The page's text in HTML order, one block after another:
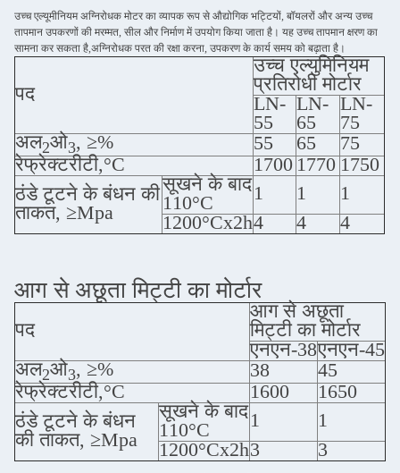
उच्च एल्यूमीनियम अग्निरोधक मोटर का व्यापक रूप से औद्योगिक भट्टियों, बॉयलरों और अन्य उच्च
तापमान उपकरणों की मरम्मत, सील और निर्माण में उपयोग किया जाता है। यह उच्च तापमान क्षरण का
सामना कर सकता है,अग्निरोधक परत की रक्षा करना, उपकरण के कार्य समय को बढ़ाता है।
पद
उच्च एल्युमिनियम
प्रतिरोधी मोर्टार
LN-
55
LN-
65
LN-
75
अल2ओ3, ≥% 55 65
75
रेफ्रेक्टरीटी,°C
17001770 1750
ठंडे टूटने के बंधन की
ताकत, ≥Mpa
सूखने के बाद
110°C
1 1
1
1200°Cx2h4 4 4
आग से अछूता मिट्टी का मोर्टार
पद
आग से अछूता
मिट्टी का मोर्टार
एनएन-38एनएन-45
अल2ओ3, ≥% 38
45
रेफ्रेक्टरीटी,°C
1600
1650
ठंडे टूटने के बंधन
की ताकत, ≥Mpa
सूखने के बाद
110°C
1
1
1200°Cx2h3
3